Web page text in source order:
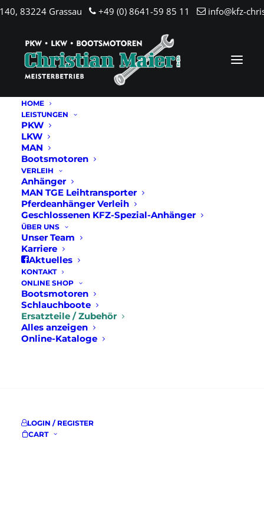
83224 Grassau +49 (0) 8641-59 85 11 info@kfz-
HOME
LEISTUNGEN
PKW
LKW
MAN
Bootsmotoren
VERLEIH
Anhänger
MAN TGE Leihtransporter
Pferdeanhänger Verleih
Geschlossenen KFZ-Spezial-Anhänger
ÜBER UNS
Unser Team
Karriere
Aktuelles
KONTAKT
ONLINE SHOP
Bootsmotoren
Schlauchboote
Ersatzteile / Zubehör
Alles anzeigen
Online-Kataloge
LOGIN / REGISTER
CART